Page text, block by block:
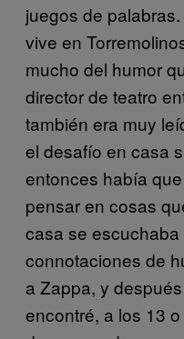
juegos de
vive en
mucho del humor
director de teatro
también era muy
el desafío en casa
entonces había
pensar en cosas
casa se
connotaciones de
a Zappa, y
encontré, a los 13